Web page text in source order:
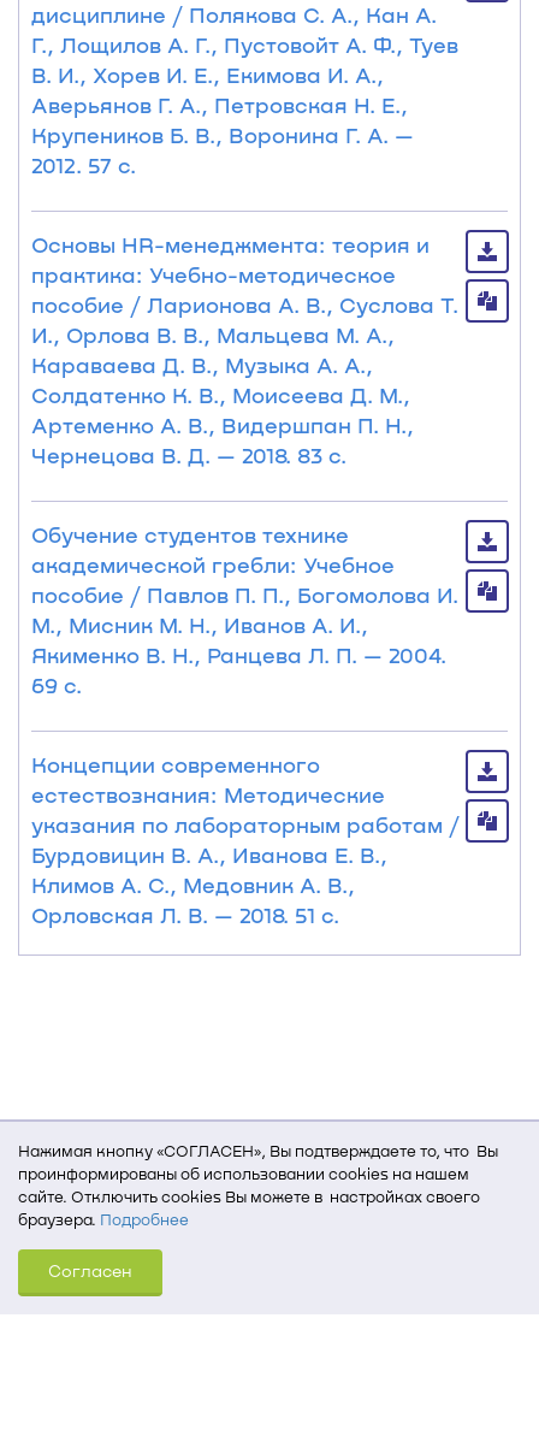
Нажимая кнопку «СОГЛАСЕН», Вы подтверждаете то, что Вы
проинформированы об использовании cookies на нашем
сайте. Отключить cookies Вы можете в настройках своего
браузера. Подробнее
Для того, чтобы мы могли качественно предоставить Вам
услуги, мы используем cookies, которые сохраняются
на Вашем компьютере (Сведения о местоположении; ip-адрес;
Согласен
дисциплине / Полякова С. А., Кан А.
Г., Лощилов А. Г., Пустовойт А. Ф., Туев
В. И., Хорев И. Е., Екимова И. А.,
Аверьянов Г. А., Петровская Н. Е.,
Крупеников Б. В., Воронина Г. А. —
2012. 57 с.
Основы HR-менеджмента: теория и
практика: Учебно-методическое
пособие / Ларионова А. В., Суслова Т.
И., Орлова В. В., Мальцева М. А.,
Караваева Д. В., Музыка А. А.,
Солдатенко К. В., Моисеева Д. М.,
Артеменко А. В., Видершпан П. Н.,
Чернецова В. Д. — 2018. 83 с.
Обучение студентов технике
академической гребли: Учебное
пособие / Павлов П. П., Богомолова И.
М., Мисник М. Н., Иванов А. И.,
Якименко В. Н., Ранцева Л. П. — 2004.
69 с.
Концепции современного
естествознания: Методические
указания по лабораторным работам /
Бурдовицин В. А., Иванова Е. В.,
Климов А. С., Медовник А. В.,
Орловская Л. В. — 2018. 51 с.